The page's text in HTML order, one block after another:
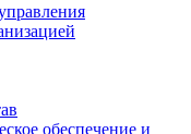
обеспечение и